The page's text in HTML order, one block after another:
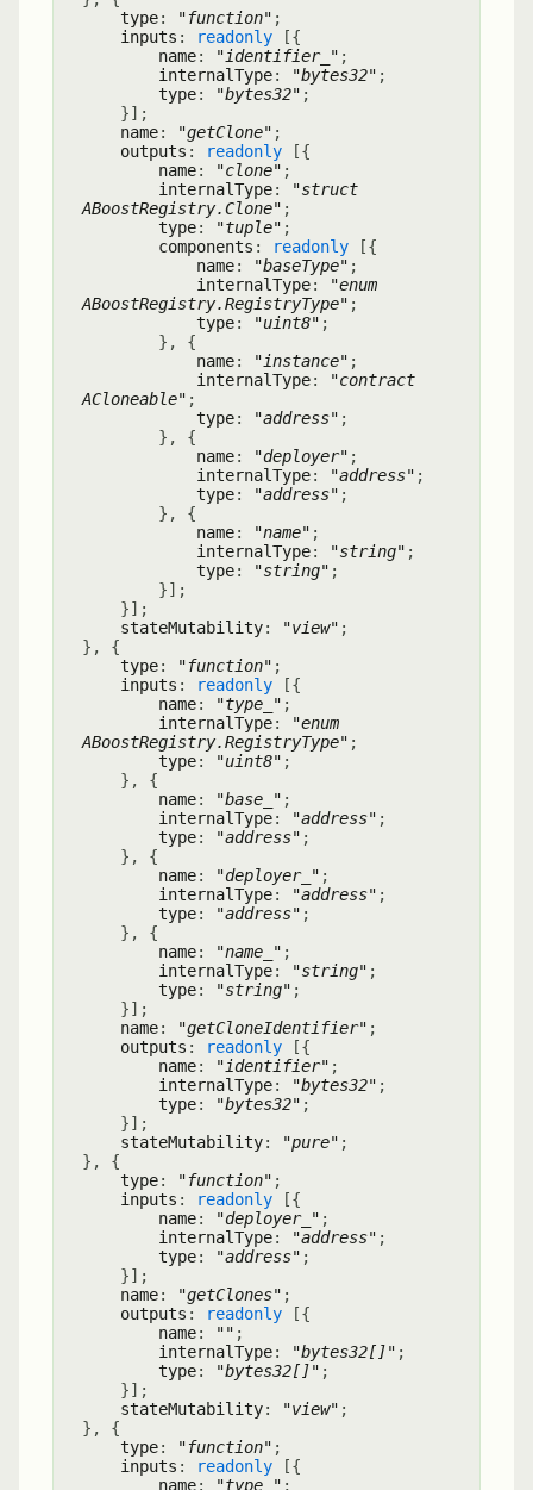
type: "function" ;
inputs : readonly [{
name: "identifier_" ;
internalType: "bytes32" ;
type: "bytes32" ;
}] ;
name: "getClone" ;
outputs : readonly [{
name: "clone" ;
internalType:
"struct
ABoostRegistry.Clone" ;
type: "tuple" ;
components : readonly [{
name: "baseType" ;
internalType:
"enum
ABoostRegistry.RegistryType" ;
type: "uint8" ;
} , {
name: "instance" ;
internalType:
"contract
ACloneable" ;
type: "address" ;
} , {
name: "deployer" ;
internalType: "address" ;
type: "address" ;
} , {
name: "name" ;
internalType: "string" ;
type: "string" ;
}] ;
}] ;
stateMutability: "view" ;
} , {
type: "function" ;
inputs : readonly [{
name: "type_" ;
internalType:
"enum
ABoostRegistry.RegistryType" ;
type: "uint8" ;
} , {
name: "base_" ;
internalType: "address" ;
type: "address" ;
} , {
name: "deployer_" ;
internalType: "address" ;
type: "address" ;
} , {
name: "name_" ;
internalType: "string" ;
type: "string" ;
}] ;
name: "getCloneIdentifier" ;
outputs : readonly [{
name: "identifier" ;
internalType: "bytes32" ;
type: "bytes32" ;
}] ;
stateMutability: "pure" ;
} , {
type: "function" ;
inputs : readonly [{
name: "deployer_" ;
internalType: "address" ;
type: "address" ;
}] ;
name: "getClones" ;
outputs : readonly [{
name: "" ;
internalType: "bytes32[]" ;
type: "bytes32[]" ;
}] ;
stateMutability: "view" ;
} , {
type: "function" ;
inputs : readonly [{
name: "type_" ;